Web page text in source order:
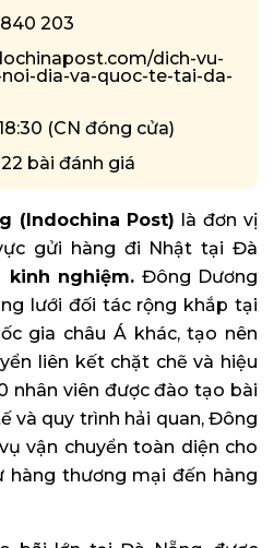
203
dich-vu-
dia-va-quoc-te-tai-da-
(CN đóng cửa)
bài đánh giá
(Indochina Post) là đơn vị
gửi hàng đi Nhật tại Đà
kinh nghiệm. Đông Dương
lưới đối tác rộng khắp tại
gia châu Á khác, tạo nên
liên kết chặt chẽ và hiệu
nhân viên được đào tạo bài
và quy trình hải quan, Đông
vận chuyển toàn diện cho
hàng thương mại đến hàng